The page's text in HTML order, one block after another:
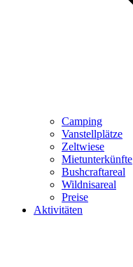
Camping
Vanstellplätze
Zeltwiese
Mietunterkünfte
Bushcraftareal
Wildnisareal
Preise
Aktivitäten